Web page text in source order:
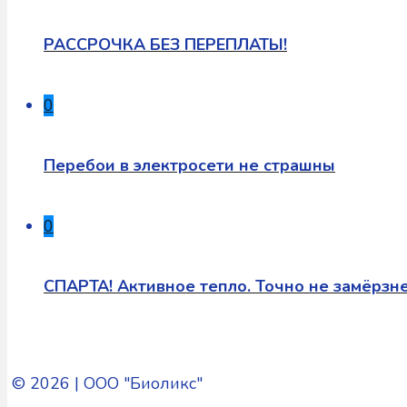
РАССРОЧКА БЕЗ ПЕРЕПЛАТЫ!
0
Перебои в электросети не страшны
0
СПАРТА! Активное тепло. Точно не
© 2026 | ООО "Биоликс"